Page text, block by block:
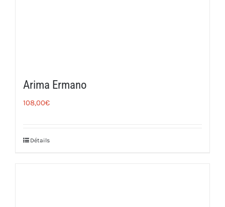
Arima Ermano
108,00€
Détails